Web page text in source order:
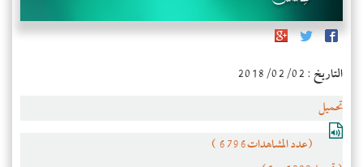
التاريخ : 2018/02/02
تحميل
(عدد المشاهدات6796 )